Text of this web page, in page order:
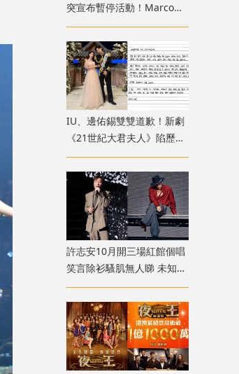
突宣布暫停活動！Marco遭
官網除名？歌迷質疑形同解
散
IU、邊佑錫雙雙道歉！新劇
《21世紀大君夫人》陷歷史
政治爭議 掀韓國網民怒罵
許志安10月開三場紅館個唱
笑言除衫騷肌無人睇 未知會
否請Sammi做嘉賓